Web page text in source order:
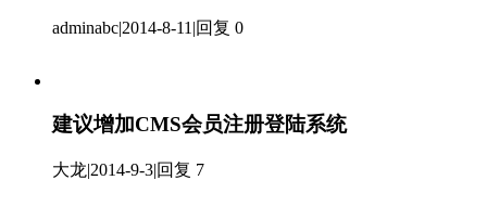
adminabc|2014-8-11 |回复 0
建议增加CMS会员注册登陆系统
大龙|2014-9-3|回复 7